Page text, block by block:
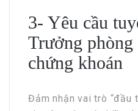
3- Yêu cầu
Trưởng phòng
chứng khoán
Đảm nhận vai trò “đầu